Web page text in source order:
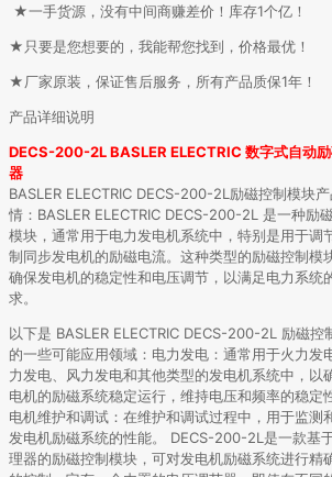
★一手货源，没有中间商赚差价！库存1个亿！
★只要是您想要的，我能帮您找到，价格最优！
★厂家原装，保证售后服务，所有产品质保1年！
产品详细说明
DECS-200-2L BASLER ELECTRIC 数字式自动
器
BASLER ELECTRIC DECS-200-2L励磁控制模块
情：BASLER ELECTRIC DECS-200-2L 是一种励
模块，通常用于电力发电机系统中，特别是用于调
制同步发电机的励磁电流。这种类型的励磁控制模
确保发电机的稳定性和电压调节，以满足电力系统
求。
以下是 BASLER ELECTRIC DECS-200-2L 励磁控
的一些可能应用领域：电力发电：通常用于火力发
力发电、风力发电和其他类型的发电机系统中，以
电机的励磁系统稳定运行，维持电压和频率的稳定
电机维护和调试：在维护和调试过程中，用于监测
发电机励磁系统的性能。 DECS-200-2L是一款基
理器的励磁控制模块，可对发电机励磁系统进行精